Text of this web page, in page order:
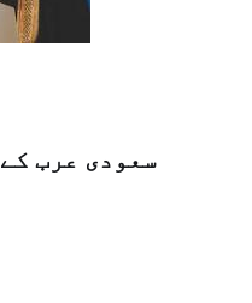
سعودی عرب